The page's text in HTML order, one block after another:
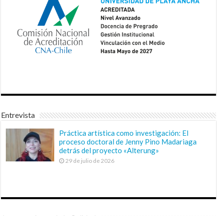
Entrevista
Práctica artística como investigación: El
proceso doctoral de Jenny Pino Madariaga
detrás del proyecto «Alterung»
29 de julio de 2026